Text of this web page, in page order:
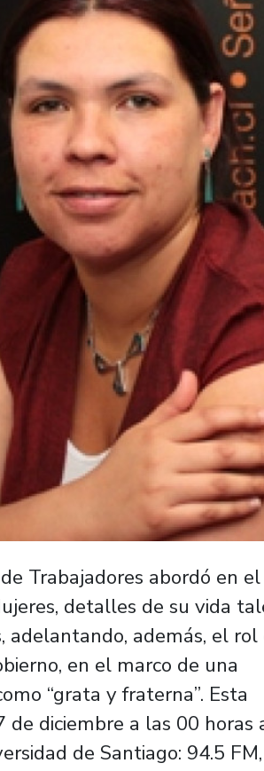
Trabajadores abordó en el
detalles de su vida
adelantando, además, el rol
en el marco de una
“grata y fraterna”. Esta
de diciembre a las 00 horas
de Santiago: 94.5 FM,